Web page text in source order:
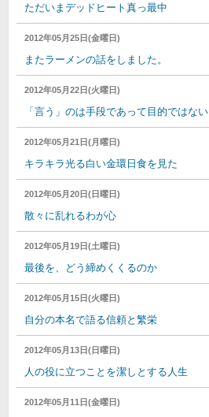
ただいまデッドヒート真っ最中
2012年05月25日(金曜日)
またラーメンの話をしました。
2012年05月22日(火曜日)
「言う」のは手段であって目的ではない
2012年05月21日(月曜日)
キラキラ光る白い金環日食を見た
2012年05月20日(日曜日)
散々に乱れるわが心
2012年05月19日(土曜日)
最後を、どう締めくくるのか
2012年05月15日(火曜日)
自分の本名で語る信頼と繁栄
2012年05月13日(日曜日)
人の役に立つことを潔しとする人生
2012年05月11日(金曜日)